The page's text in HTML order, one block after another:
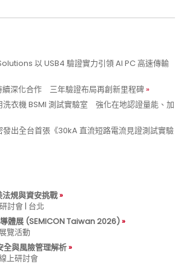
以 USB4 驗證實力引領 AI PC 高速傳輸
深化合作 三年驗證布局再創新里程碑
衣機 BSMI 測試實驗室 強化在地認證量能、加
出全台首張《30kA 直流短路電流見證測試實驗
規與資安挑戰
討會 | 台北
體展 (SEMICON Taiwan 2026)
覽活動
全與風險管理解析
上研討會